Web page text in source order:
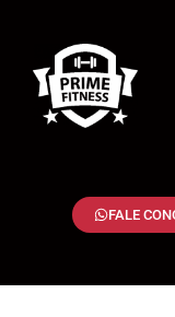
FALE